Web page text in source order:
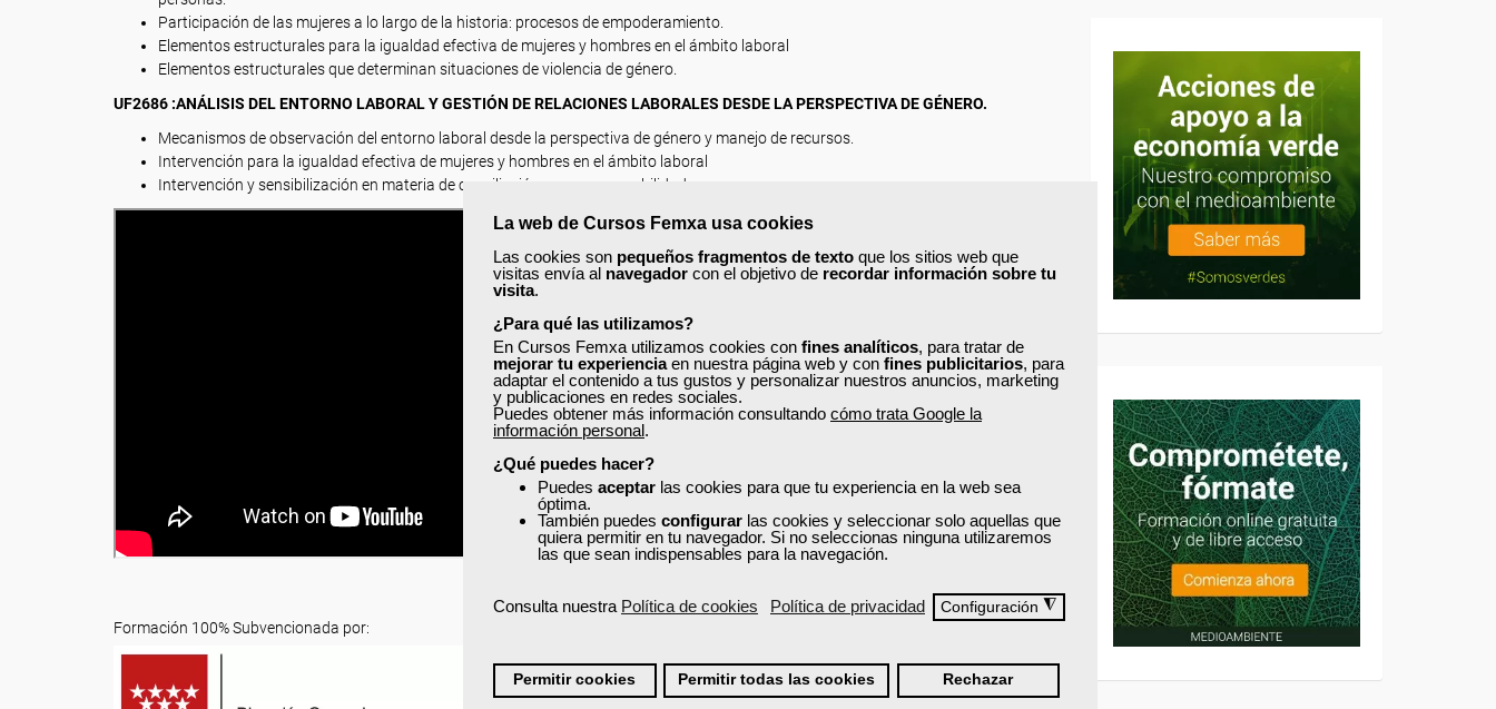
La web de Cursos Femxa usa cookies
Las cookies son pequeños fragmentos de texto que los sitios web que
visitas envía al navegador con el objetivo de recordar información sobre tu
visita.
¿Para qué las utilizamos?
En Cursos Femxa utilizamos cookies con fines analíticos, para tratar de
mejorar tu experienciaen nuestra página web y con fines publicitarios, para
adaptar el contenido a tus gustos y personalizar nuestros anuncios, marketing
y publicaciones en redes sociales.
Puedes obtener más información consultando cómo trata Google la
información personal.
¿Qué puedes hacer?
Puedes aceptar las cookies para que tu experiencia en la web sea
óptima.
También puedes configurar las cookies y seleccionar solo aquellas que
quiera permitir en tu navegador. Si no seleccionas ninguna utilizaremos
las que sean indispensables para la navegación.
Consulta nuestra Política de cookies Política de privacidad Configuración ◮
Permitir cookies Permitir todas las cookies Rechazar
Participación de las mujeres a lo largo de la historia: procesos de empoderamiento.
Elementos estructurales para la igualdad efectiva de mujeres y hombres en el ámbito laboral
Elementos estructurales que determinan situaciones de violencia de género.
UF2686 :ANÁLISIS DEL ENTORNO LABORAL Y GESTIÓN DE RELACIONES LABORALES DESDE LA PERSPECTIVA DE GÉNERO.
Mecanismos de observación del entorno laboral desde la perspectiva de género y manejo de recursos.
Intervención para la igualdad efectiva de mujeres y hombres en el ámbito laboral
Intervención y sensibilización en materia de conciliación y corresponsabilidad.
Formación 100% Subvencionada por: